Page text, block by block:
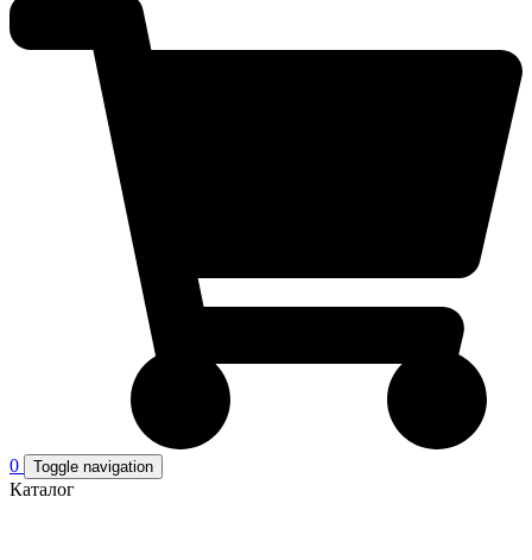
0 Toggle navigation
Каталог